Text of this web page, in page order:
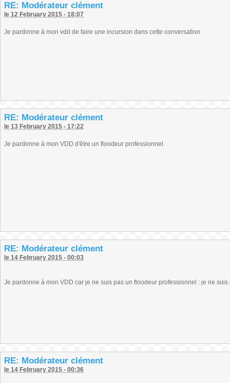
RE: Modérateur clément
le 12 February 2015 - 18:07
Je pardonne à mon vdd de faire une incursion dans cette conversation
RE: Modérateur clément
le 13 February 2015 - 17:22
Je pardonne à mon VDD d'être un floodeur professionnel.
RE: Modérateur clément
le 14 February 2015 - 00:03
Je pardonne à mon VDD car je ne suis pas un floodeur professionnel : je ne
RE: Modérateur clément
le 14 February 2015 - 00:36